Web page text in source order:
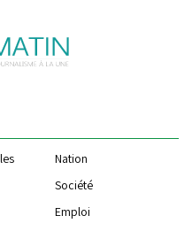
Nation
Société
Emploi